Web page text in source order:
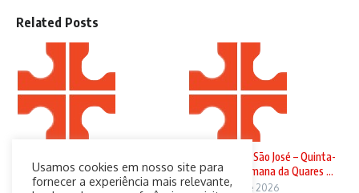
Related Posts
29 de março de 2026
Solenidade de São José – Quinta-
feira da 4ª Semana da Quares ...
19 de março de 2026
Usamos cookies em nosso site para
fornecer a experiência mais relevante,